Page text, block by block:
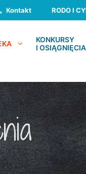
Kontakt RODO I
KONKURSY
I OSIĄGNIĘCIA